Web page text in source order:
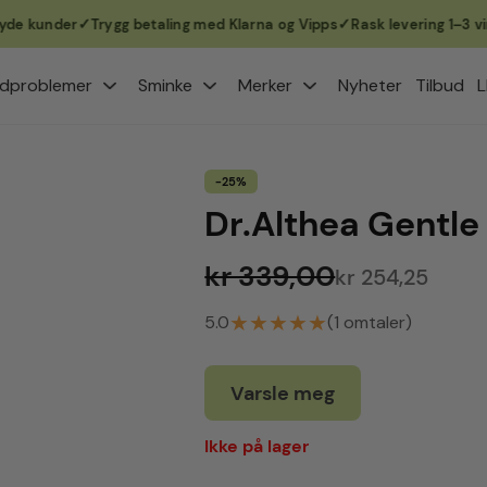
Trygg betaling med Klarna og Vipps Rask levering 1–3
Sminke Merker Nyheter Tilbud
-25%
Dr.Althea
kr 339,00kr 254,25
5.0★★★★★(1 omtaler)
Varsle meg
Ikke på lager